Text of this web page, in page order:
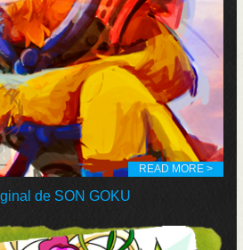
READ MORE >
de SON GOKU